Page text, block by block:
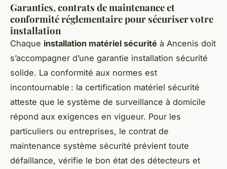
Garanties, contrats de maintenance et
conformité réglementaire pour sécuriser votre
installation
Chaque installation matériel sécurité à Ancenis doit
s’accompagner d’une garantie installation sécurité
solide. La conformité aux normes est
incontournable : la certification matériel sécurité
atteste que le système de surveillance à domicile
répond aux exigences en vigueur. Pour les
particuliers ou entreprises, le contrat de
maintenance système sécurité prévient toute
défaillance, vérifie le bon état des détecteurs et